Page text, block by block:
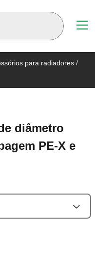
para radiadores /
diâmetro
PE-X e